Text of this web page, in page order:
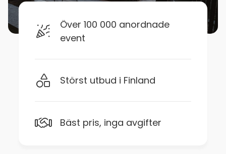
Över 100 000 anordnade
event
Störst utbud i Finland
Bäst pris, inga avgifter